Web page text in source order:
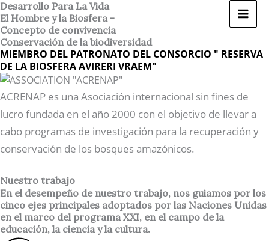
Ir
al
contenido
Desarrollo Para La Vida
El Hombre y la Biosfera -
Concepto de convivencia
Conservación de la biodiversidad
MIEMBRO DEL PATRONATO DEL CONSORCIO " RESERVA
DE LA BIOSFERA AVIRERI VRAEM"
ACRENAP es una Asociación internacional sin fines de
lucro fundada en el año 2000 con el objetivo de llevar a
cabo programas de investigación para la recuperación y
conservación de los bosques amazónicos.
Nuestro trabajo
En el desempeño de nuestro trabajo, nos guiamos por los
cinco ejes principales adoptados por las Naciones Unidas
en el marco del programa XXI, en el campo de la
educación, la ciencia y la cultura.